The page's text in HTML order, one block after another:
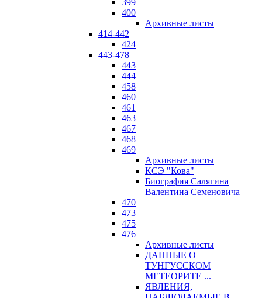
399
400
Архивные листы
414-442
424
443-478
443
444
458
460
461
463
467
468
469
Архивные листы
КСЭ "Кова"
Биография Салягина
Валентина Семеновича
470
473
475
476
Архивные листы
ДАННЫЕ О
ТУНГУССКОМ
МЕТЕОРИТЕ ...
ЯВЛЕНИЯ,